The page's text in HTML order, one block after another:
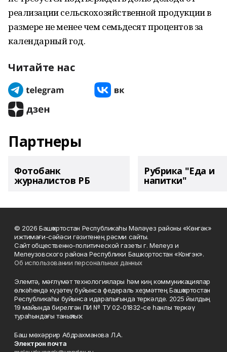
реализации сельскохозяйственной продукции в
размере не менее чем семьдесят процентов за
календарный год.
Читайте нас
Партнеры
Фотобанк
журналистов РБ
Рубрика "Еда и
напитки"
© 2026 Башҡортостан Республикаһы Мәләүез районы «Көнгәк»
ижтимағи-сәйәси гәзитенең рәсми сайты.
Сайт общественно-политической газеты г. Мелеуз и
Мелеузовского района Республики Башкортостан «Конгэк».
Об использовании персональных данных
Элемтә, мәғлүмәт технологиялары һәм киң коммуникациялар
өлкәһендә күҙәтеү буйынса федераль хеҙмәттең Башҡортостан
Республикаһы буйынса идаралығында теркәлде. 2025 йылдың
19 майында бирелгән ПИ № ТУ 02-01832-се һанлы теркәү
тураһындағы таныҡлыҡ.
Баш мөхәррир Абдрахманова Л.А.
Электрон почта